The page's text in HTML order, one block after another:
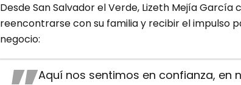
Desde San Salvador el Verde, Lizeth Mejía
reencontrarse con su familia y recibir el impulso
negocio:
Aquí nos sentimos en confianza, en